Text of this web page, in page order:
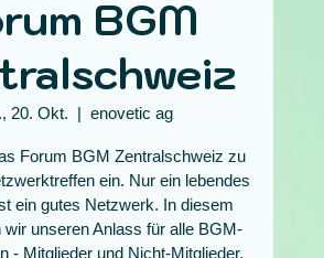
BGM
20. Okt.
  |
enovetic ag
Forum BGM Zentralschweiz zu
ein. Nur ein lebendes
ein gutes Netzwerk. In diesem
wir unseren Anlass für alle BGM-
- Mitglieder und Nicht-Mitglieder.